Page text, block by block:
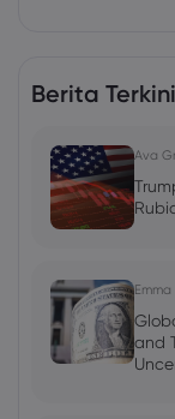
Berita Terkini
Ava
Emma
and